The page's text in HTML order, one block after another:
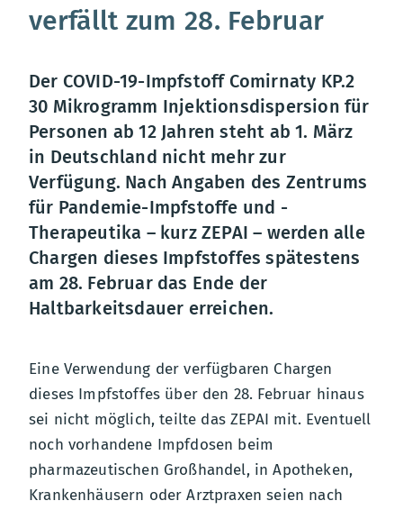
verfällt zum 28. Februar
Der COVID-19-Impfstoff Comirnaty KP.2
30 Mikrogramm Injektionsdispersion für
Personen ab 12 Jahren steht ab 1. März
in Deutschland nicht mehr zur
Verfügung. Nach Angaben des Zentrums
für Pandemie-Impfstoffe und -
Therapeutika – kurz ZEPAI – werden alle
Chargen dieses Impfstoffes spätestens
am 28. Februar das Ende der
Haltbarkeitsdauer erreichen.
Eine Verwendung der verfügbaren Chargen
dieses Impfstoffes über den 28. Februar hinaus
sei nicht möglich, teilte das ZEPAI mit. Eventuell
noch vorhandene Impfdosen beim
pharmazeutischen Großhandel, in Apotheken,
Krankenhäusern oder Arztpraxen seien nach